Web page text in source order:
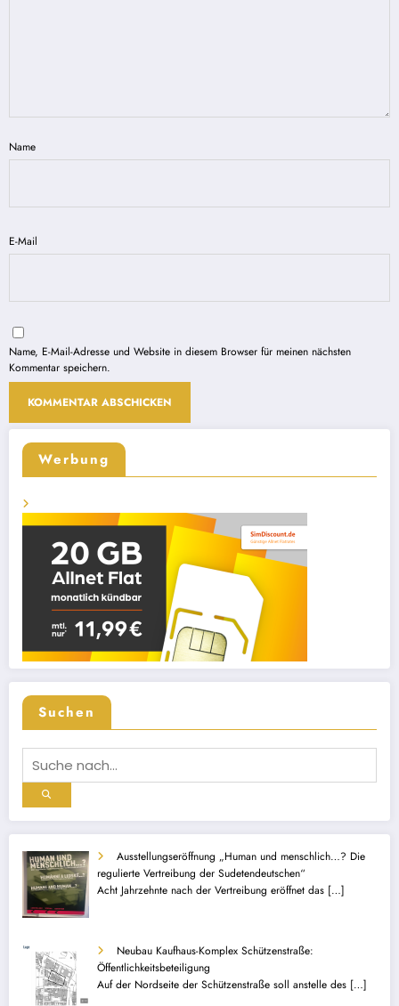
Name
E-Mail
Name, E-Mail-Adresse und Website in diesem Browser für meinen nächsten
Kommentar speichern.
Werbung
Suchen
Ausstellungseröffnung „Human und menschlich…? Die
regulierte Vertreibung der Sudetendeutschen“
Acht Jahrzehnte nach der Vertreibung eröffnet das […]
Neubau Kaufhaus-Komplex Schützenstraße:
Öffentlichkeitsbeteiligung
Auf der Nordseite der Schützenstraße soll anstelle des […]